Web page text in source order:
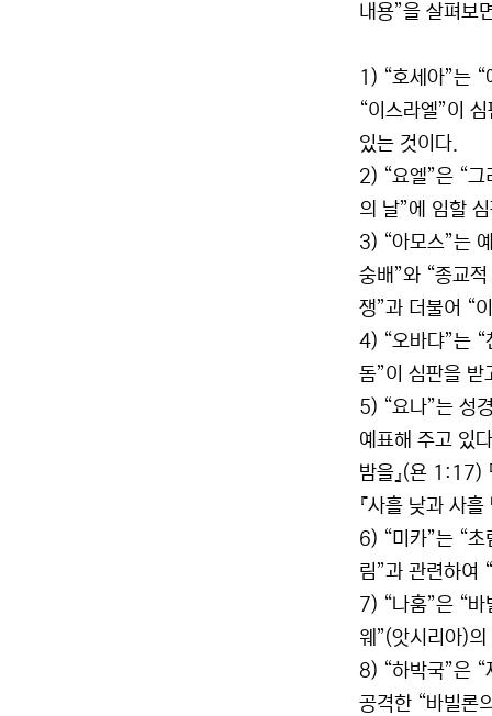
내용”을 살펴보
1) “호세아”는
“이스라엘”이
있는 것이다.
2) “요엘”은 “
의 날”에 임할
3) “아모스”는
숭배”와 “종교
쟁”과 더불어 “
4) “오바댜”는 “
돔”이 심판을 받
5) “요나”는 성
예표해 주고 있
밤을』(욘 1:17)
『사흘 낮과 사
6) “미카”는 “
림”과 관련하여
7) “나훔”은 “
웨”(앗시리아)
8) “하박국”은
공격한 “바빌론